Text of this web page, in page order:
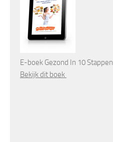
E-boek Gezond In 10 Stappen
Bekijk dit boek